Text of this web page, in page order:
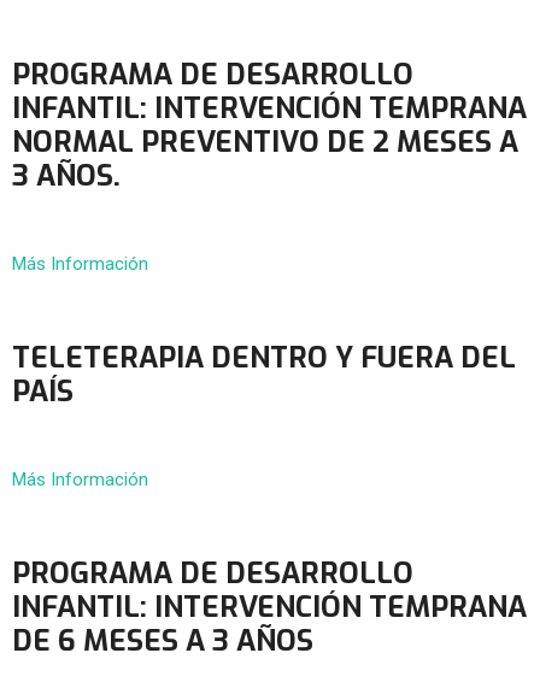
PROGRAMA DE DESARROLLO
INFANTIL: INTERVENCIÓN TEMPRANA
NORMAL PREVENTIVO DE 2 MESES A
3 AÑOS.
Más Información
TELETERAPIA DENTRO Y FUERA DEL
PAÍS
Más Información
PROGRAMA DE DESARROLLO
INFANTIL: INTERVENCIÓN TEMPRANA
DE 6 MESES A 3 AÑOS